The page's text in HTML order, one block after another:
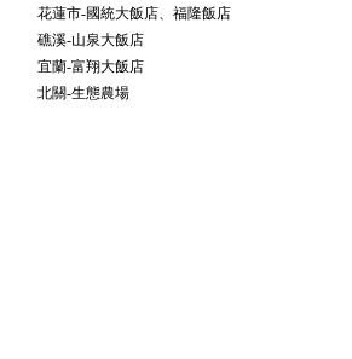
花蓮市-國統大飯店、福隆飯店
礁溪-山泉大飯店
宜蘭-富翔大飯店
北關-生態農場